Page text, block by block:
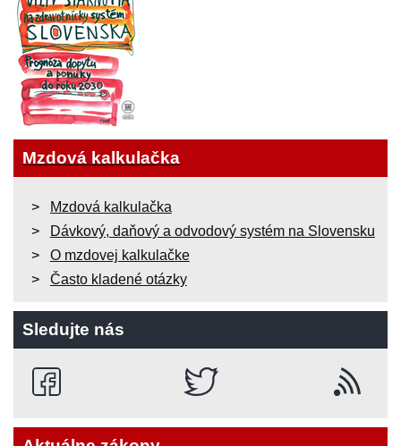
Mzdová kalkulačka
Mzdová kalkulačka
Dávkový, daňový a odvodový systém na Slovensku
O mzdovej kalkulačke
Často kladené otázky
Sledujte nás